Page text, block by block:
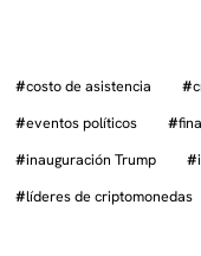
#costo de asistencia #
#eventos políticos #
#inauguración Trump #
#líderes de criptomonedas